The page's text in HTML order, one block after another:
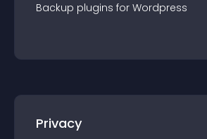
Backup plugins for Wordpress
Privacy